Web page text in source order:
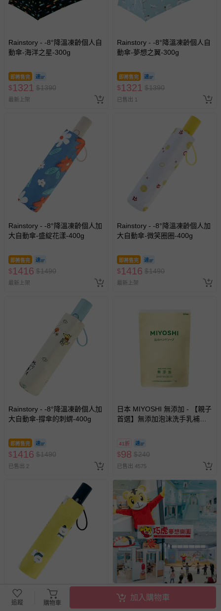
Rainstory - -8°降溫凍齡個人自
動傘-海洋之星-300g
即將售完
$1321 $1390
最新上架
Rainstory - -8°降溫凍齡個人自
動傘-夢想之翼-300g
即將售完
$1321 $1390
已售出 1
Rainstory - -8°降溫凍齡個人加
大自動傘-盛綻花漾-400g
即將售完
$1416 $1490
最新上架
Rainstory - -8°降溫凍齡個人加
大自動傘-微笑圈圈-400g
即將售完
$1416 $1490
最新上架
Rainstory - -8°降溫凍齡個人加
大自動傘-撐傘的刺蝟-400g
即將售完
$1416 $1490
已售出 2
日本 MIYOSHI 無添加 - 【親子
首選】無添加泡沫洗手乳補充
41折
$98 $240
已售出 4575
Rainstory - -8°降溫凍齡個人加
大自動傘-棉花糖比熊-400g
巧虎夢想樂園 - (巧虎夢想樂園)
【買一送一】平日暢玩兩大一
追蹤 購物車
加入購物車